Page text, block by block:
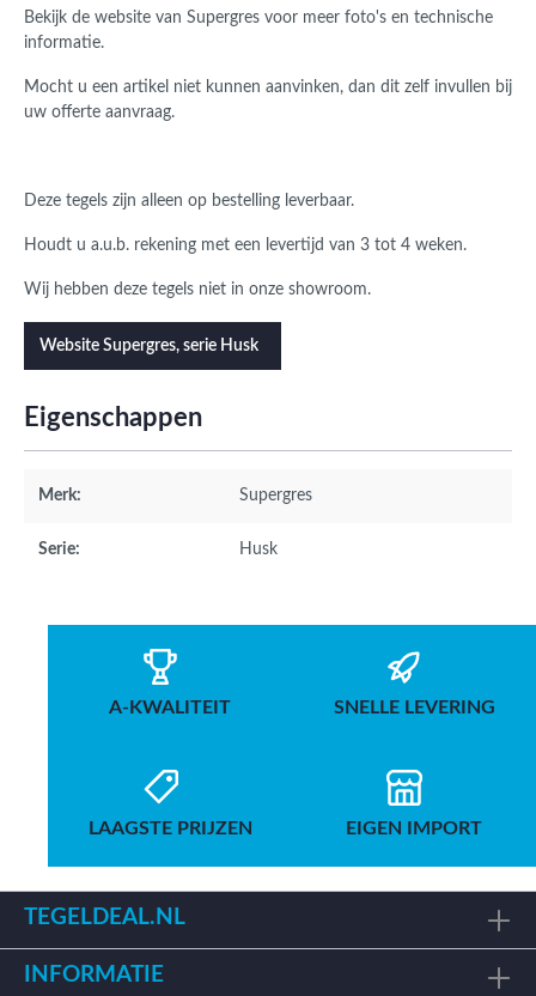
Bekijk de website van Supergres voor meer foto's en technische
informatie.
Mocht u een artikel niet kunnen aanvinken, dan dit zelf invullen bij
uw offerte aanvraag.
Deze tegels zijn alleen op bestelling leverbaar.
Houdt u a.u.b. rekening met een levertijd van 3 tot 4 weken.
Wij hebben deze tegels niet in onze showroom.
Website Supergres, serie Husk
Eigenschappen
Merk: Supergres
Serie: Husk
A-KWALITEIT SNELLE LEVERING
LAAGSTE PRIJZEN EIGEN IMPORT
TEGELDEAL.NL
INFORMATIE